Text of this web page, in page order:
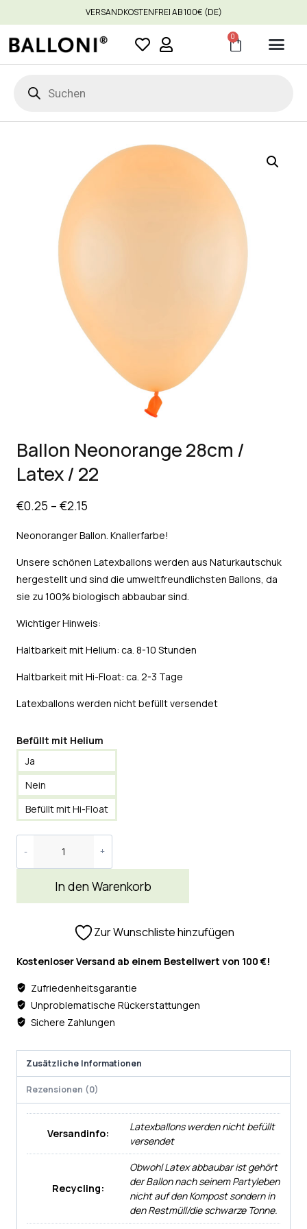
VERSANDKOSTENFREI AB 100€ (DE)
0
Ballon Neonorange 28cm /
Latex / 22
€0.25 – €2.15
Neonoranger Ballon. Knallerfarbe!
Unsere schönen Latexballons werden aus Naturkautschuk
hergestellt und sind die umweltfreundlichsten Ballons, da
sie zu 100% biologisch abbaubar sind.
Wichtiger Hinweis:
Haltbarkeit mit Helium: ca. 8-10 Stunden
Haltbarkeit mit Hi-Float: ca. 2-3 Tage
Latexballons werden nicht befüllt versendet
Befüllt mit Helium
Ja
Nein
Befüllt mit Hi-Float
In den Warenkorb
Zur Wunschliste hinzufügen
Kostenloser Versand ab einem Bestellwert von 100 €!
Zufriedenheitsgarantie
Unproblematische Rückerstattungen
Sichere Zahlungen
Zusätzliche Informationen
Rezensionen (0)
Versandinfo:
Latexballons werden nicht befüllt
versendet
Recycling:
Obwohl Latex abbaubar ist gehört
der Ballon nach seinem Partyleben
nicht auf den Kompost sondern in
den Restmüll/die schwarze Tonne.